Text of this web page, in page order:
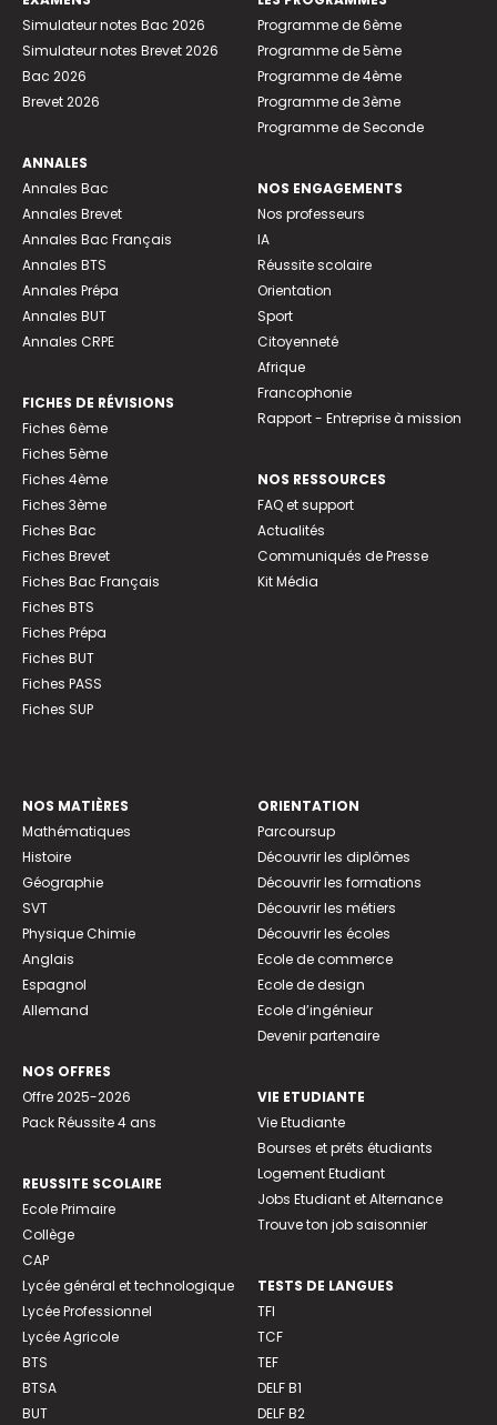
Simulateur notes Bac 2026
Simulateur notes Brevet 2026
Bac 2026
Brevet 2026
ANNALES
Annales Bac
Annales Brevet
Annales Bac Français
Annales BTS
Annales Prépa
Annales BUT
Annales CRPE
FICHES DE RÉVISIONS
Fiches 6ème
Fiches 5ème
Fiches 4ème
Fiches 3ème
Fiches Bac
Fiches Brevet
Fiches Bac Français
Fiches BTS
Fiches Prépa
Fiches BUT
Fiches PASS
Fiches SUP
Programme de 6ème
Programme de 5ème
Programme de 4ème
Programme de 3ème
Programme de Seconde
NOS ENGAGEMENTS
Nos professeurs
IA
Réussite scolaire
Orientation
Sport
Citoyenneté
Afrique
Francophonie
Rapport - Entreprise à mission
NOS RESSOURCES
FAQ et support
Actualités
Communiqués de Presse
Kit Média
NOS MATIÈRES
Mathématiques
Histoire
Géographie
SVT
Physique Chimie
Anglais
Espagnol
Allemand
NOS OFFRES
Offre 2025-2026
Pack Réussite 4 ans
REUSSITE SCOLAIRE
Ecole Primaire
Collège
CAP
Lycée général et technologique
Lycée Professionnel
Lycée Agricole
BTS
BTSA
BUT
ORIENTATION
Parcoursup
Découvrir les diplômes
Découvrir les formations
Découvrir les métiers
Découvrir les écoles
Ecole de commerce
Ecole de design
Ecole d’ingénieur
Devenir partenaire
VIE ETUDIANTE
Vie Etudiante
Bourses et prêts étudiants
Logement Etudiant
Jobs Etudiant et Alternance
Trouve ton job saisonnier
TESTS DE LANGUES
TFI
TCF
TEF
DELF B1
DELF B2